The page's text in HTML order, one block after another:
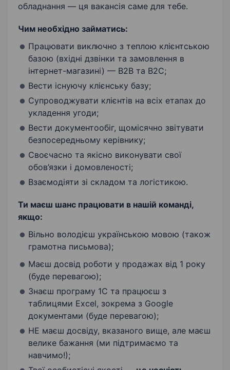
обладнання — ця вакансія саме для тебе.
Чим необхідно займатись:
Працювати виключно з теплою клієнтською
базою (вхідні дзвінки та замовлення в
інтернет-магазині) — В2В та В2С;
Вести існуючу клієнську базу;
Супроводжувати клієнтів на всіх етапах до
укладення угоди;
Вести документообіг, щомісячно звітувати
безпосередньому керівнику;
Своєчасно та якісно виконувати свої
обов’язки і домовленості;
Взаємодіяти зі складом та логістикою.
Ти маєш шанс працювати в нашій команді,
якщо:
Вільно володієш українською мовою (також
грамотна письмова);
Маєш досвід роботи у продажах від 1 року
(буде перевагою);
Знаєш програму 1С та працюєш з
таблицями Excel, зокрема з Googlе
документами (буде перевагою);
НЕ маєш досвіду, вказаного вище, але маєш
велике бажання (ми підтримаємо та
навчимо!);